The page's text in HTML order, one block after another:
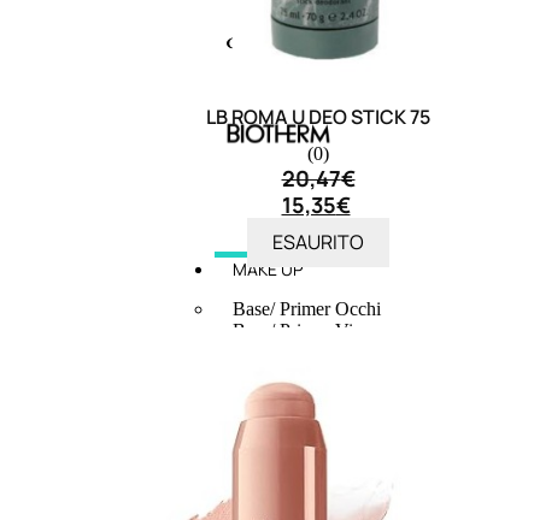
MAKE UP
Base/ Primer Occhi
Base/ Primer Viso
Palette E Cofanetti Labbra
Fondotinta
Cipria
Illuminante Viso
LB ROMA U DEO STICK 75
(0)
20,47€
15,35€
ESAURITO